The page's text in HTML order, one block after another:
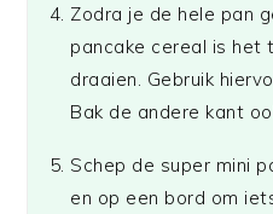
Zodra je de hele pan
pancake cereal is het
draaien. Gebruik
Bak de andere kant
Schep de super mini
en op een bord om